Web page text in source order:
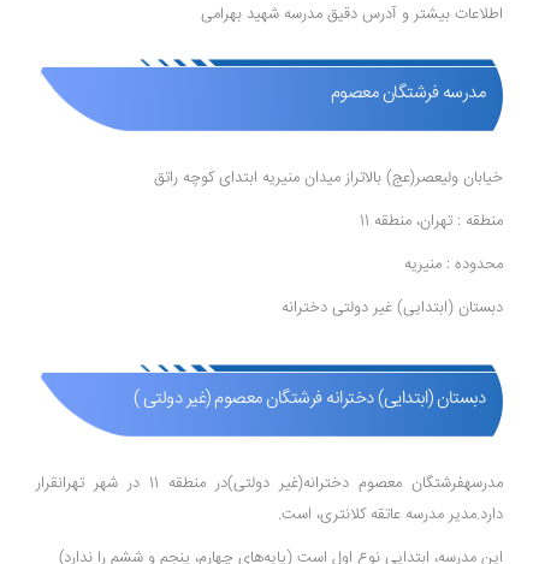
اطلاعات بیشتر و آدرس دقیق مدرسه شهید بهرامی
مدرسه فرشتگان معصوم
خیابان ولیعصر(عج) بالاتراز میدان منیریه ابتدای کوچه راتق
منطقه : تهران، منطقه 11
محدوده : منیریه
دبستان (ابتدایی) غیر دولتی دخترانه
دبستان (ابتدایی) دخترانه فرشتگان معصوم (غیر دولتی )
مدرسهفرشتگان معصوم دخترانه(غیر دولتی)در منطقه 11 در شهر تهرانقرار
دارد.مدیر مدرسه عاتقه کلانتری، است.
این مدرسه، ابتدایی نوع اول است (پایه‌های چهارم، پنجم و ششم را ندارد)